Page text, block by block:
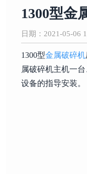
1300型金
日期：2021-05-06
1300型金属破碎机
属破碎机主机一台
设备的指导安装。